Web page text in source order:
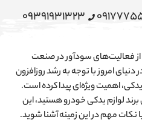
09391931323
فعالیت‌های سودآور در صنعت
امروز با توجه به رشد روزافزون
اهمیت ویژه‌ای پیدا کرده است.
لوازم یدکی خودرو هستید، این
نکات مهم در این زمینه آشنا شوید.